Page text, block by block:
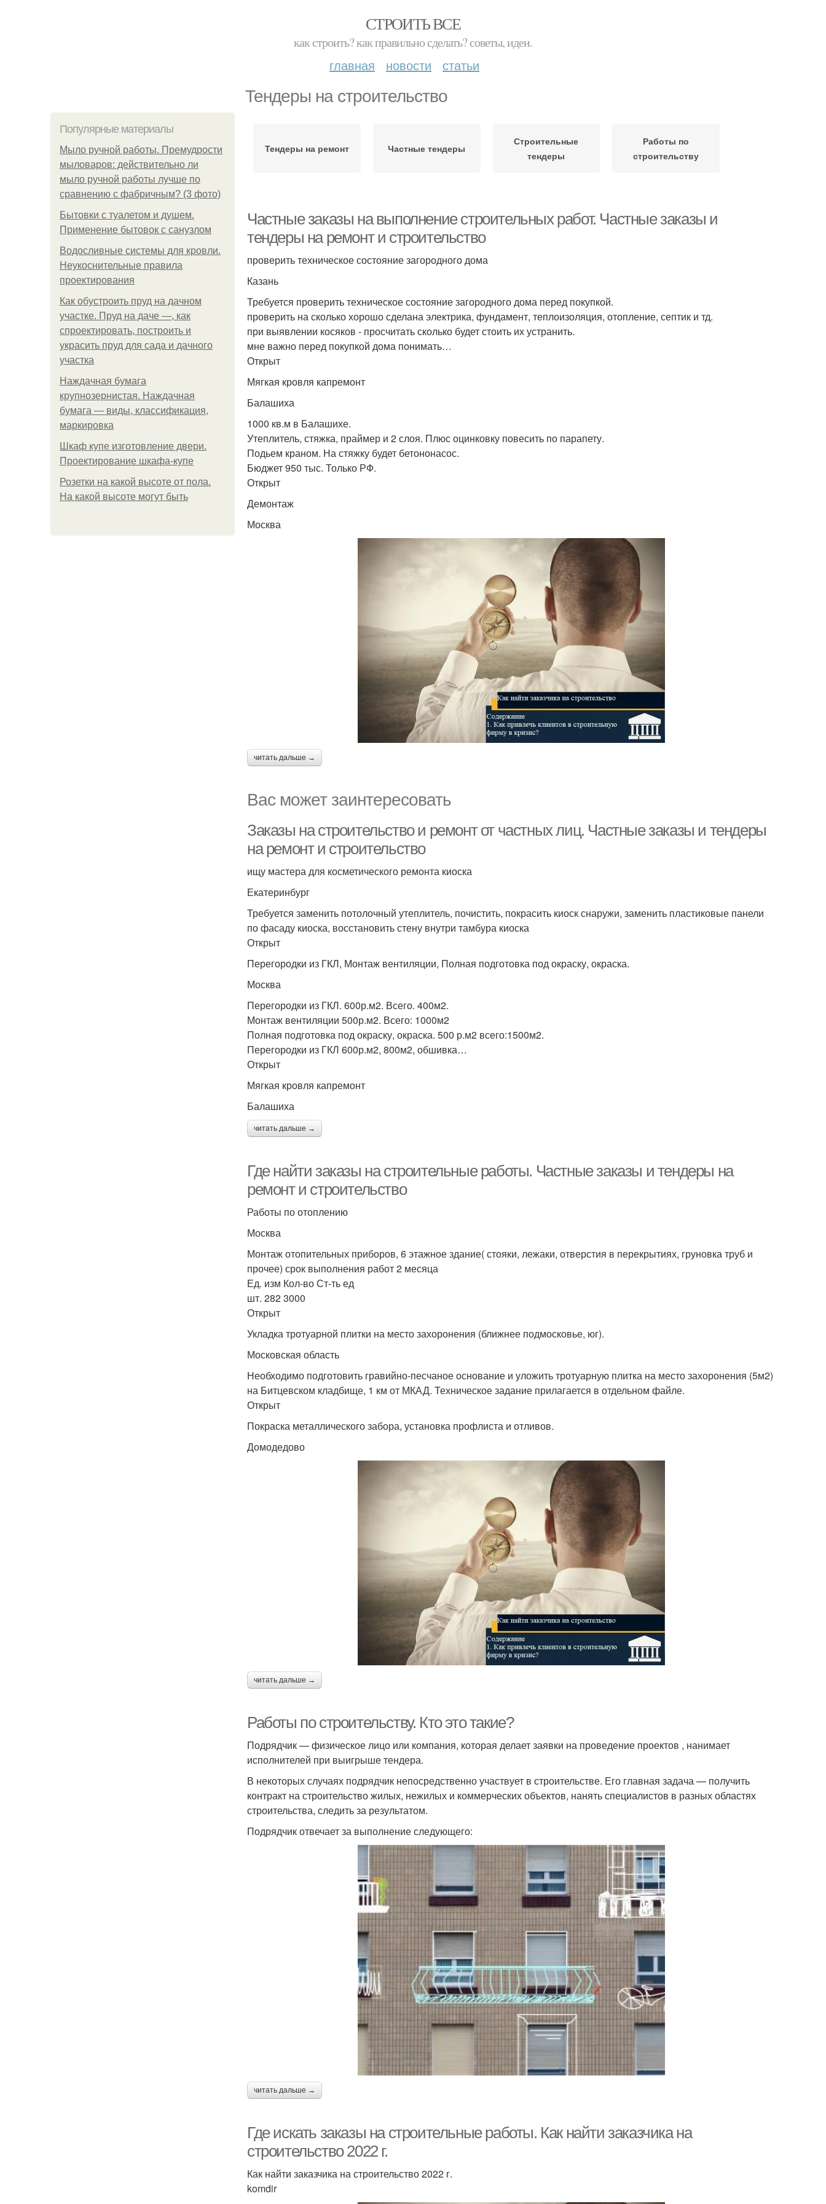
СТРОИТЬ ВСЕ
как строить? как правильно сделать? советы, идеи.
главная новости статьи
Тендеры на строительство
Популярные материалы
Мыло ручной работы. Премудрости
мыловаров: действительно ли
мыло ручной работы лучше по
сравнению с фабричным? (3 фото)
Бытовки с туалетом и душем.
Применение бытовок с санузлом
Водосливные системы для кровли.
Неукоснительные правила
проектирования
Как обустроить пруд на дачном
участке. Пруд на даче —, как
спроектировать, построить и
украсить пруд для сада и дачного
участка
Наждачная бумага
крупнозернистая. Наждачная
бумага — виды, классификация,
маркировка
Шкаф купе изготовление двери.
Проектирование шкафа-купе
Розетки на какой высоте от пола.
На какой высоте могут быть
Тендеры на ремонт Частные тендеры
Строительные
тендеры
Работы по
строительству
Частные заказы на выполнение строительных работ. Частные заказы и
тендеры на ремонт и строительство
проверить техническое состояние загородного дома
Казань
Требуется проверить техническое состояние загородного дома перед покупкой.
проверить на сколько хорошо сделана электрика, фундамент, теплоизоляция, отопление, септик и тд.
при выявлении косяков - просчитать сколько будет стоить их устранить.
мне важно перед покупкой дома понимать…
Открыт
Мягкая кровля капремонт
Балашиха
1000 кв.м в Балашихе.
Утеплитель, стяжка, праймер и 2 слоя. Плюс оцинковку повесить по парапету.
Подьем краном. На стяжку будет бетононасос.
Бюджет 950 тыс. Только РФ.
Открыт
Демонтаж
Москва
читать дальше →
Вас может заинтересовать
Заказы на строительство и ремонт от частных лиц. Частные заказы и тендеры
на ремонт и строительство
ищу мастера для косметического ремонта киоска
Екатеринбург
Требуется заменить потолочный утеплитель, почистить, покрасить киоск снаружи, заменить пластиковые панели
по фасаду киоска, восстановить стену внутри тамбура киоска
Открыт
Перегородки из ГКЛ, Монтаж вентиляции, Полная подготовка под окраску, окраска.
Москва
Перегородки из ГКЛ. 600р.м2. Всего. 400м2.
Монтаж вентиляции 500р.м2. Всего: 1000м2
Полная подготовка под окраску, окраска. 500 р.м2 всего:1500м2.
Перегородки из ГКЛ 600р.м2, 800м2, обшивка…
Открыт
Мягкая кровля капремонт
Балашиха
читать дальше →
Где найти заказы на строительные работы. Частные заказы и тендеры на
ремонт и строительство
Работы по отоплению
Москва
Монтаж отопительных приборов, 6 этажное здание( стояки, лежаки, отверстия в перекрытиях, груновка труб и
прочее) срок выполнения работ 2 месяца
Ед. изм Кол-во Ст-ть ед
шт. 282 3000
Открыт
Укладка тротуарной плитки на место захоронения (ближнее подмосковье, юг).
Московская область
Необходимо подготовить гравийно-песчаное основание и уложить тротуарную плитка на место захоронения (5м2)
на Битцевском кладбище, 1 км от МКАД. Техническое задание прилагается в отдельном файле.
Открыт
Покраска металлического забора, установка профлиста и отливов.
Домодедово
читать дальше →
Работы по строительству. Кто это такие?
Подрядчик — физическое лицо или компания, которая делает заявки на проведение проектов , нанимает
исполнителей при выигрыше тендера.
В некоторых случаях подрядчик непосредственно участвует в строительстве. Его главная задача — получить
контракт на строительство жилых, нежилых и коммерческих объектов, нанять специалистов в разных областях
строительства, следить за результатом.
Подрядчик отвечает за выполнение следующего:
читать дальше →
Где искать заказы на строительные работы. Как найти заказчика на
строительство 2022 г.
Как найти заказчика на строительство 2022 г.
komdir